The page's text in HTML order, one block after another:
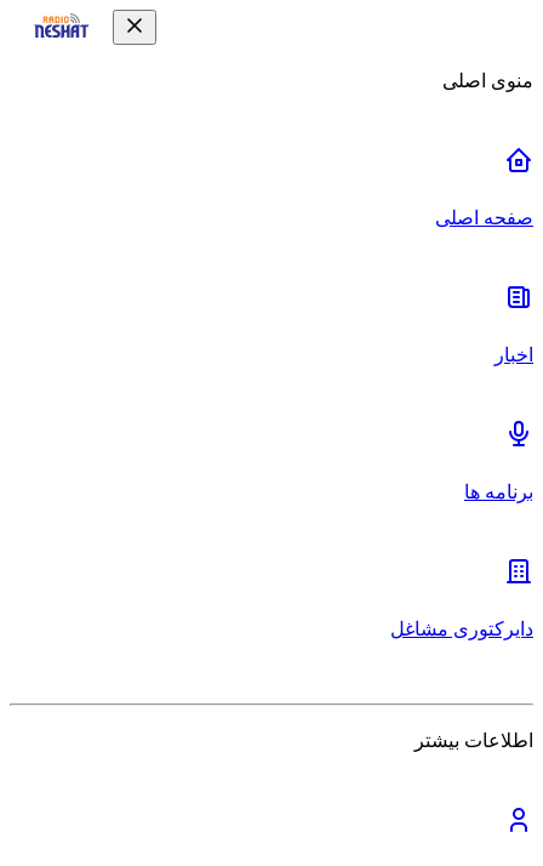
منوی اصلی
صفحه اصلی
اخبار
برنامه ها
دایرکتوری مشاغل
اطلاعات بیشتر